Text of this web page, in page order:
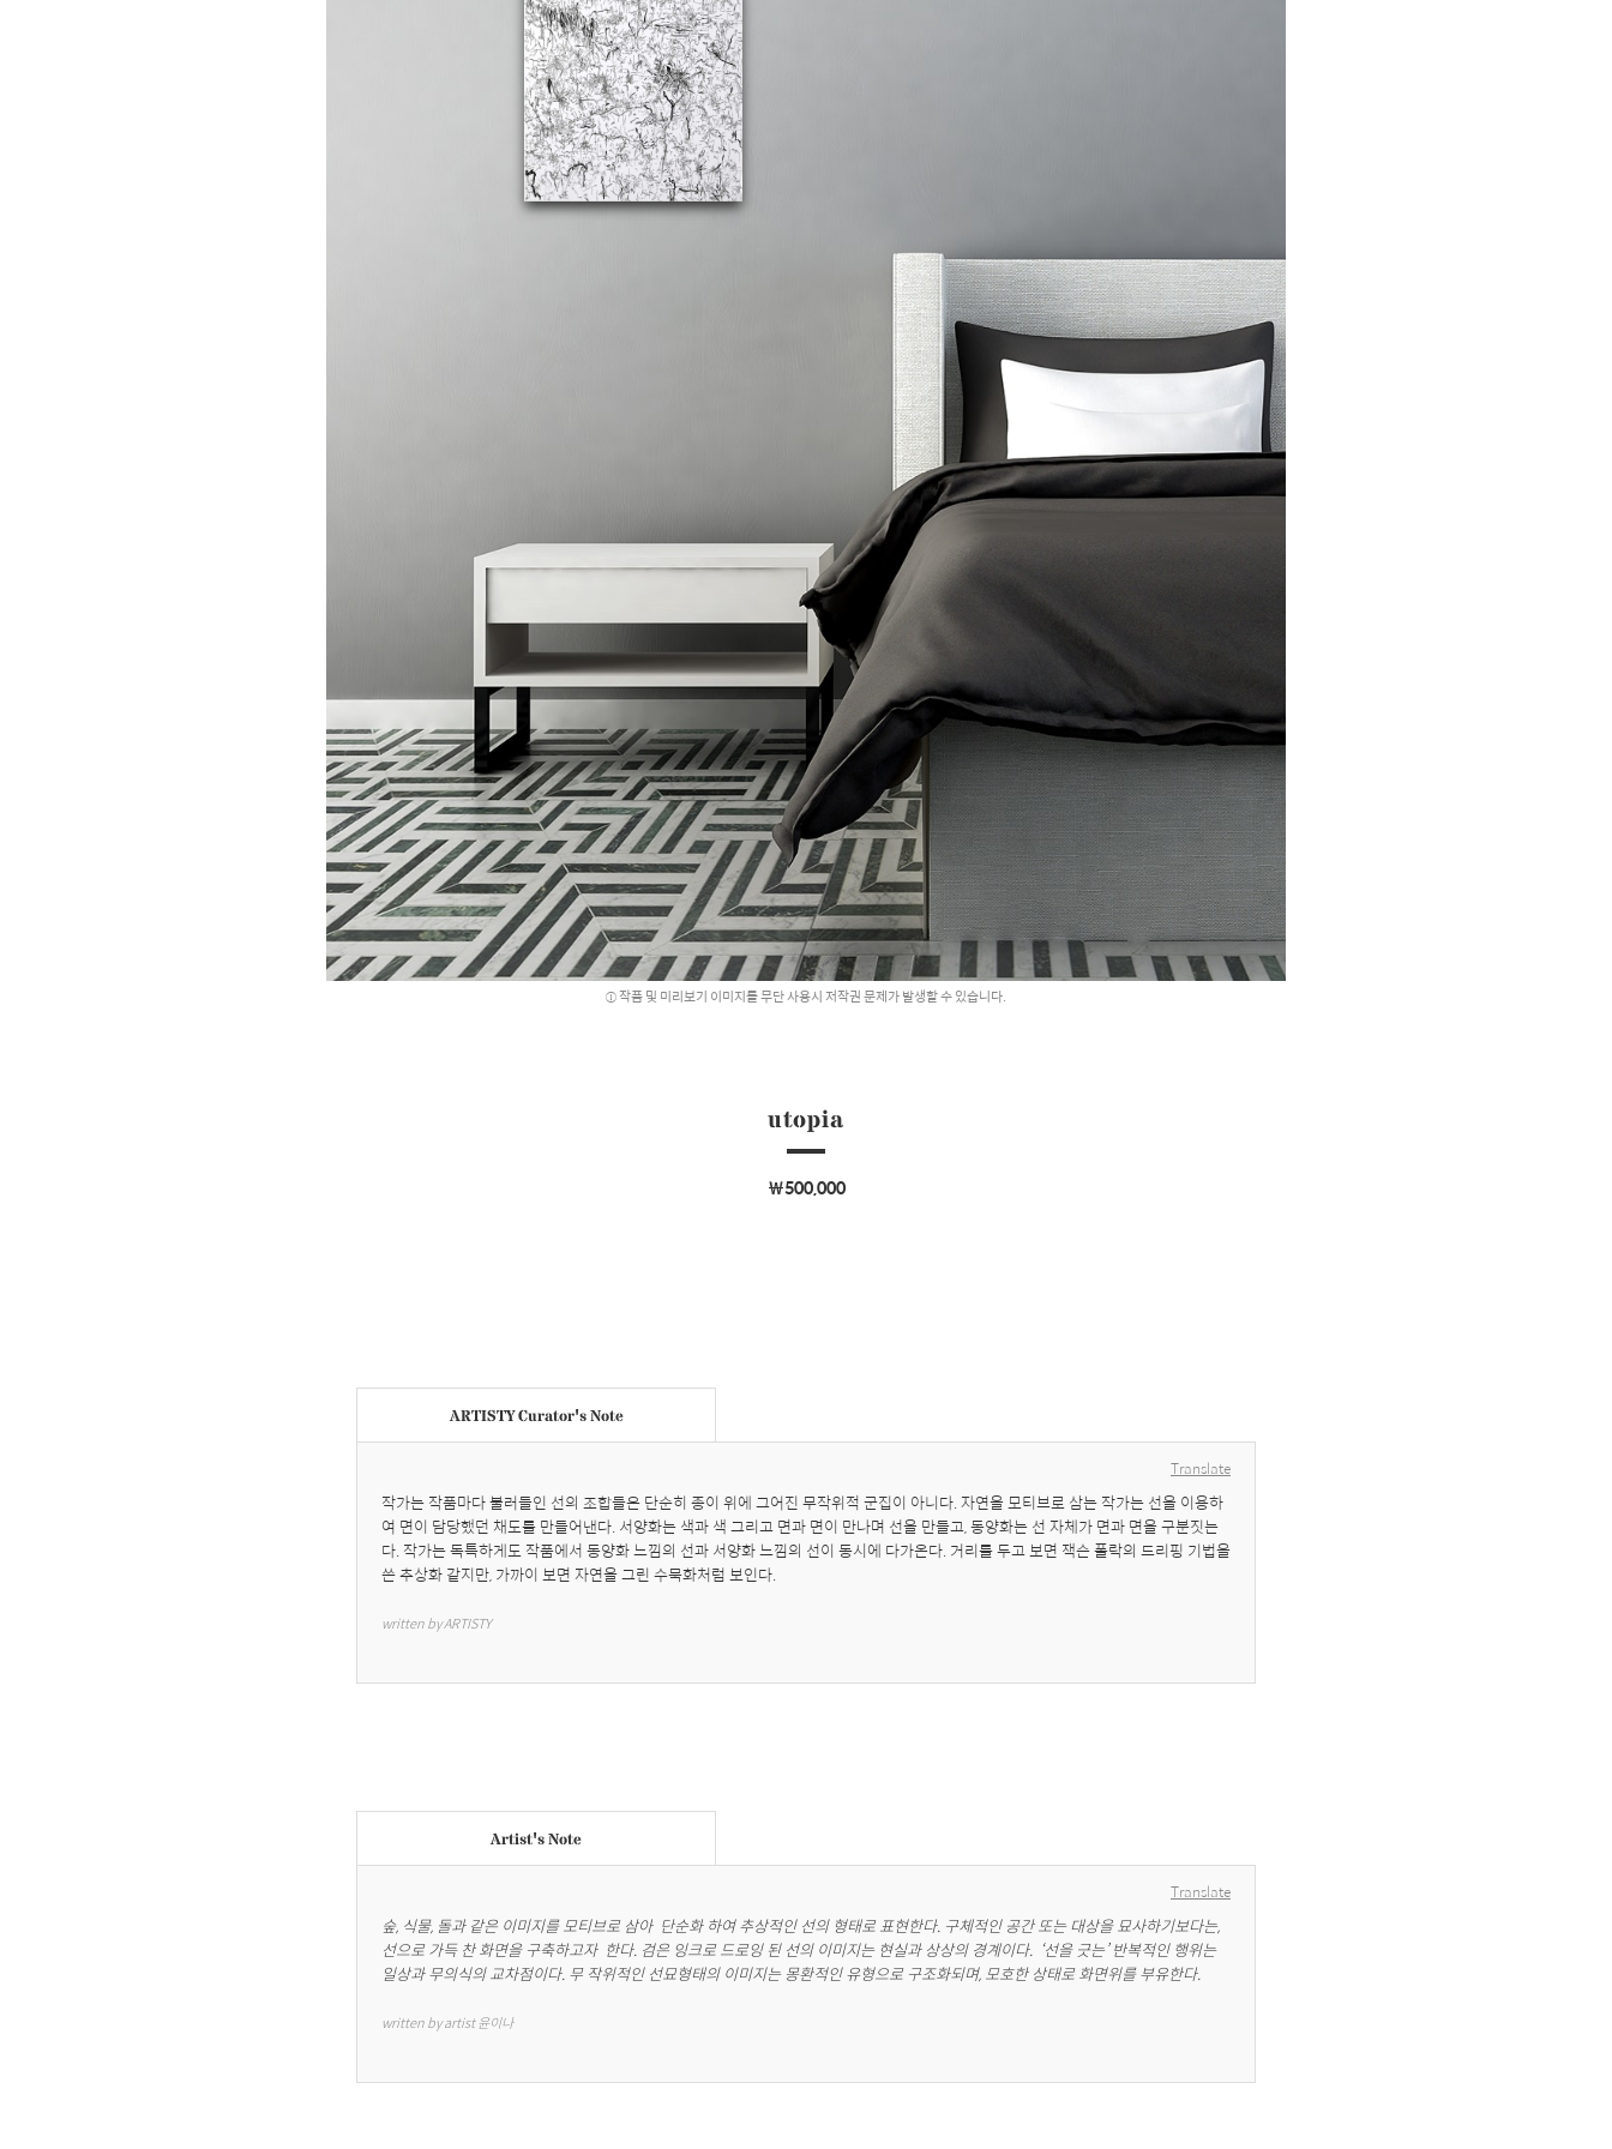
작품 및 미리보기 이미지를 무단 사용시 저작권 문제가 발생할 수 있습니다.
utopia
￦500,000
ARTISTY Curator's Note
Translate
작가는 작품마다 불러들인 선의 조합들은 단순히 종이 위에 그어진 무작위적 군집이 아니다. 자연을 모티브로 삼는 작가는 선을 이용하
여 면이 담당했던 채도를 만들어낸다. 서양화는 색과 색 그리고 면과 면이 만나며 선을 만들고, 동양화는 선 자체가 면과 면을 구분짓는
다. 작가는 독특하게도 작품에서 동양화 느낌의 선과 서양화 느낌의 선이 동시에 다가온다. 거리를 두고 보면 잭슨 폴락의 드리핑 기법을
쓴 추상화 같지만, 가까이 보면 자연을 그린 수묵화처럼 보인다.
written by ARTISTY
Artist's Note
Translate
숲, 식물, 돌과 같은 이미지를 모티브로 삼아  단순화 하여 추상적인 선의 형태로 표현한다. 구체적인 공간 또는 대상을 묘사하기보다는,
선으로 가득 찬 화면을 구축하고자  한다. 검은 잉크로 드로잉 된 선의 이미지는 현실과 상상의 경계이다.  ‘선을 긋는’ 반복적인 행위는
일상과 무의식의 교차점이다. 무 작위적인 선묘형태의 이미지는 몽환적인 유형으로 구조화되며, 모호한 상태로 화면위를 부유한다.
written by artist 윤이나